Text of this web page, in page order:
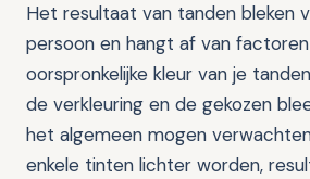
Het resultaat van tanden bleken
persoon en hangt af van
oorspronkelijke kleur van je
de verkleuring en de gekozen
het algemeen mogen
enkele tinten lichter worden,